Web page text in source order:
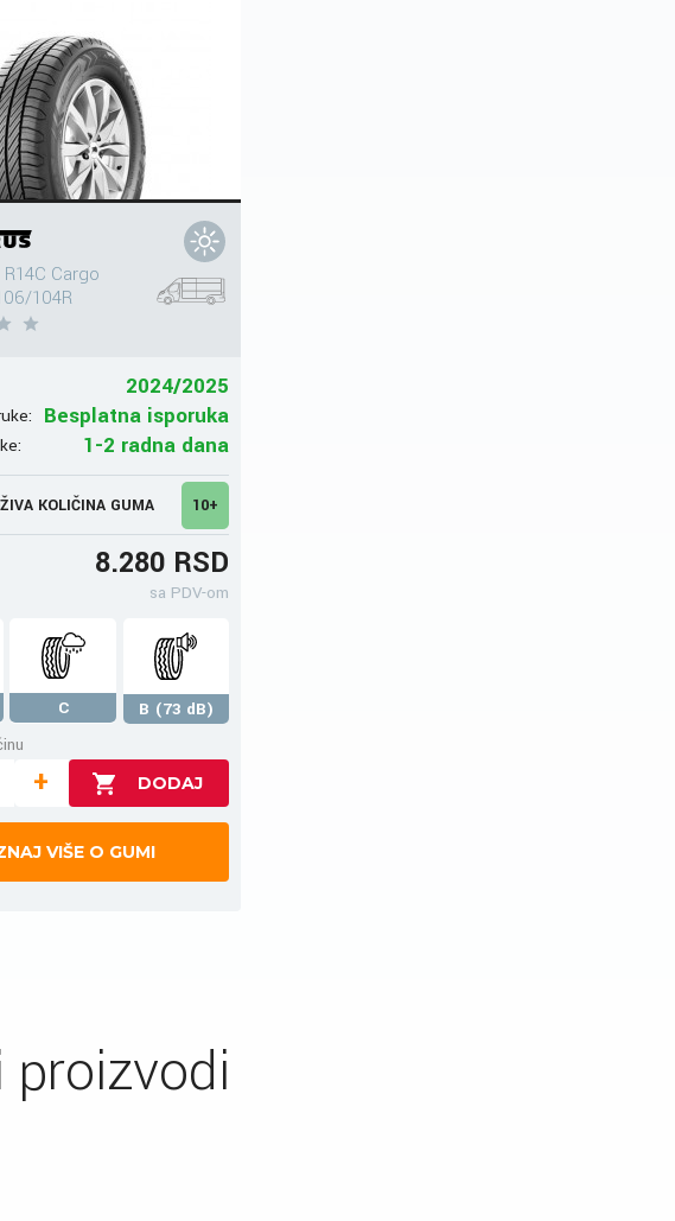
Cargo
104R
2024/2025
Besplatna isporuka
1-2 radna dana
KOLIČINA GUMA 10+
8.280 RSD
sa PDV-om
C
B (73 dB)
+
VIŠE O GUMI
proizvodi